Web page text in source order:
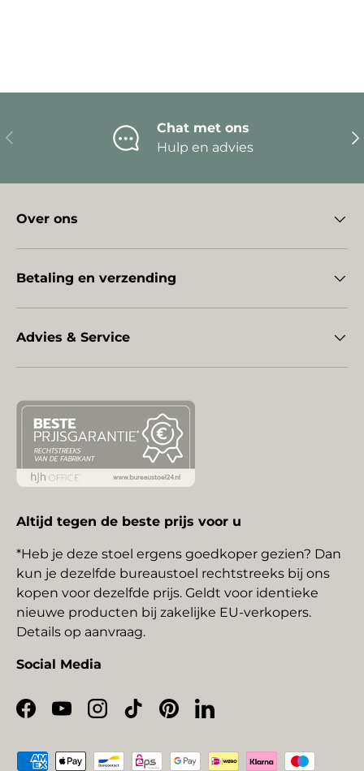
Vorige
Chat met ons
Hulp en advies
Over ons
Betaling en verzending
Advies & Service
Altijd tegen de beste prijs voor u
*Heb je deze stoel ergens goedkoper gezien? Dan
kun je dezelfde bureaustoel rechtstreeks bij ons
kopen voor dezelfde prijs. Geldt voor identieke
nieuwe producten bij zakelijke EU-verkopers.
Details op aanvraag.
Social Media
Facebook
YouTubeInstagram
TikTokPinterestLinkedIn
Geaccepteerde betaalmethoden